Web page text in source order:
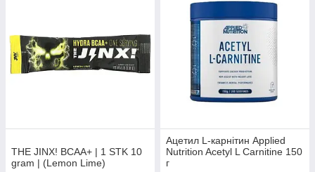
THE JINX! BCAA+ | 1 STK 10
gram | (Lemon Lime)
Ацетил L-карнітин Applied
Nutrition Acetyl L Carnitine 150
г